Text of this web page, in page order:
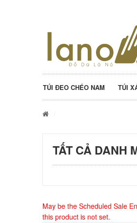
TÚI ĐEO CHÉO NAM TÚI
TẤT CẢ DANH
May be the Scheduled Sale
this product is not set.